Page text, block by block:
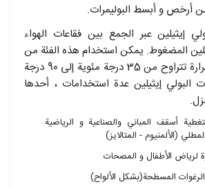
أرخص و أبسط البوليمرات.
إيثيلين عبر الجمع بين فقاعات الهواء
المضغوط. يمكن استخدام هذه الفئة من
الرغوات عند درجة حرارة تتراوح من 35 درجة مئوية إلى 90 درجة
البولي إيثيلين عدة استخدامات ، أحدها
أسقف المباني والصناعية و الرياضية
(الألمنيوم - المتالایز)
لرياض الأطفال و المصحات
الرغوات المسطحة(بشكل الألواح)